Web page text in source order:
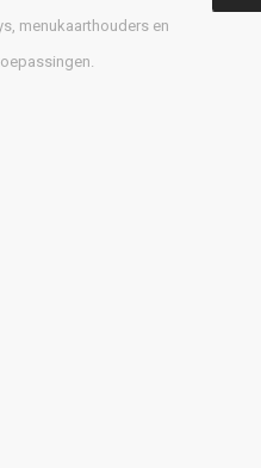
menukaarthouders en